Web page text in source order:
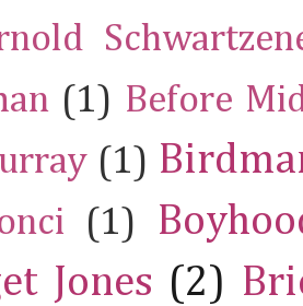
(1) Before
(1)
(1)
Jones (2)